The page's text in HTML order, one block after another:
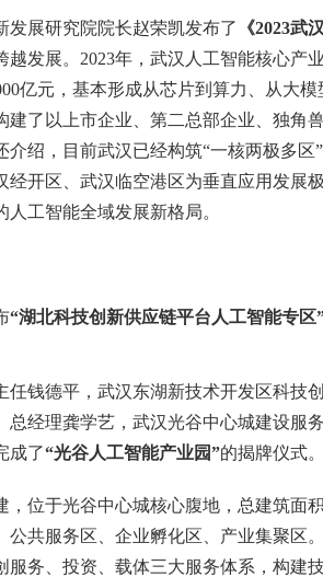
发展研究院院长赵荣凯发布了
《2023武
发展。2023年，武汉人工智能核心产
亿元，基本形成从芯片到算力、从大模
了以上市企业、第二总部企业、独角
绍，目前武汉已经构筑“一核两极多区
开区、武汉临空港区为垂直应用发展
工智能全域发展新格局。
“湖北科技创新供应链平台人工智能专区
钱德平，武汉东湖新技术开发区科技
经理龚学艺，武汉光谷中心城建设服
成了“光谷人工智能产业园”的揭牌仪式。
位于光谷中心城核心腹地，总建筑面积
共服务区、企业孵化区、产业集聚区
务、投资、载体三大服务体系，构建